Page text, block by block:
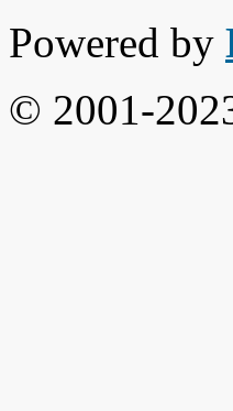
Powered by
© 2001-